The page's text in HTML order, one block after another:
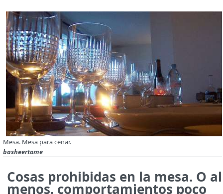
Mesa. Mesa para cenar.
basheertome
Cosas prohibidas en la mesa. O al
menos, comportamientos poco